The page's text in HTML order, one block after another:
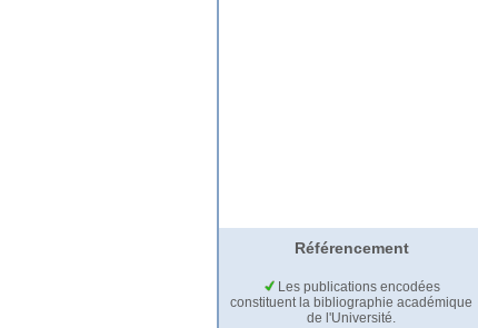
Référencement
Les publications encodées
constituent la bibliographie académique
de l'Université.